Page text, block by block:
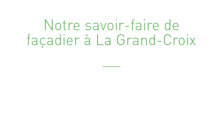
Notre savoir-faire de
façadier à La Grand-Croix